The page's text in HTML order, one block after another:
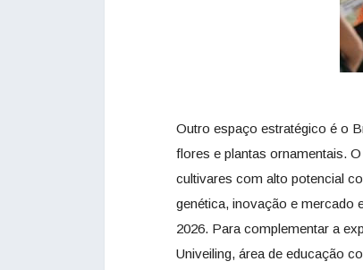
Outro espaço estratégico é o
flores e plantas ornamentais.
cultivares com alto potencial
genética, inovação e mercado
2026. Para complementar a
Univeiling, área de educação